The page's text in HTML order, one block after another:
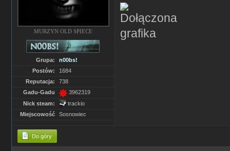
MURZYN OLD SPIECE
Grupa:
n00bs!
Postów:
1684
Reputacja:
738
Gadu-Gadu
3962319
Nick steam:
trackio
Miejscowość
Sosnowiec
Do góry